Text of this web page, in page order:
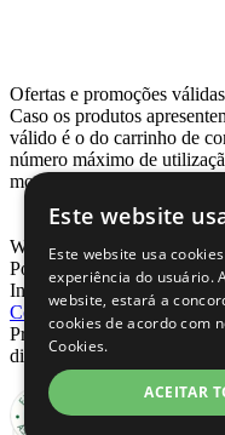
Ofertas e promoções
Caso os produtos
válido é o do carrinho de
número máximo de
momento, de acordo com
Webcontinental LTDA |
Porto Alegre - RS - CEP:
Inscrição Estadual:
Conosco|
Proibida reprodução total
direitos reservados -
Este website
Este website usa
experiência do usuário.
website, estará a
cookies de acordo com
Cookies.
ACEITAR